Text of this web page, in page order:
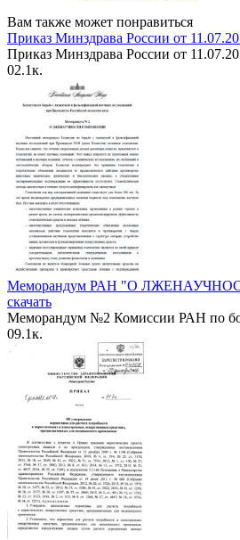
Вам также может понравиться
Приказ Минздрава России от
Приказ Минздрава России от
02.1к.
Меморандум РАН "О
скачать
Меморандум №2 Комиссии РАН по
09.1к.